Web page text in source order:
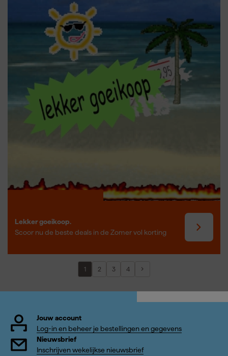
Lekker goeikoop.
Scoor nu de beste deals in de Zomer vol korting
1 2 3 4
Jouw account
Log-in en beheer je bestellingen en gegevens
Nieuwsbrief
Inschrijven wekelijkse nieuwsbrief